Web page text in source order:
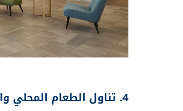
4. تناول الطعام المحلي واستكشاف الأسواق